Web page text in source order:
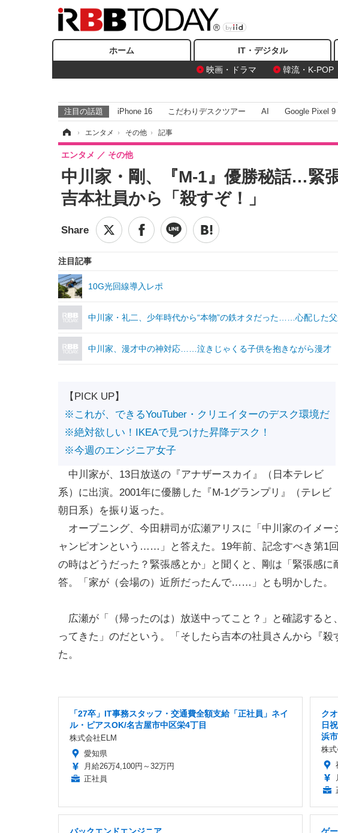
ホーム IT・デジタル
映画・ドラマ
韓流・K-POP
注目の話題 iPhone 16 こだわりデスクツアー AI Google Pixel 9
› エンタメ › その他 › 記事
中川家・剛、『M-1』優勝秘話…緊
吉本社員から「殺すぞ！」
エンタメ その他
注目記事
10G光回線導入レポ
中川家・礼二、少年時代から“本物”の鉄オタだった……心配した父
中川家、漫才中の神対応……泣きじゃくる子供を抱きながら漫才
【PICK UP】
※これが、できるYouTuber・クリエイターのデスク環境だ
※絶対欲しい！IKEAで見つけた昇降デスク！
※今週のエンジニア女子
中川家が、13日放送の『アナザースカイ』（日本テレビ
系）に出演。2001年に優勝した『M-1グランプリ』（テレビ
朝日系）を振り返った。
オープニング、今田耕司が広瀬アリスに「中川家のイメー
ャンピオンという……」と答えた。19年前、記念すべき第1
の時はどうだった？緊張感とか」と聞くと、剛は「緊張感
答。「家が（会場の）近所だったんで……」とも明かした。
広瀬が「（帰ったのは）放送中ってこと？」と確認すると
ってきた」のだという。「そしたら吉本の社員さんから『
た。
「27卒」IT事務スタッフ・交通費全額支給「正社員」ネイ
ル・ピアスOK/名古屋市中区栄4丁目
株式会社ELM
愛知県
月給26万4,100円～32万円
正社員
ク
日
浜
株